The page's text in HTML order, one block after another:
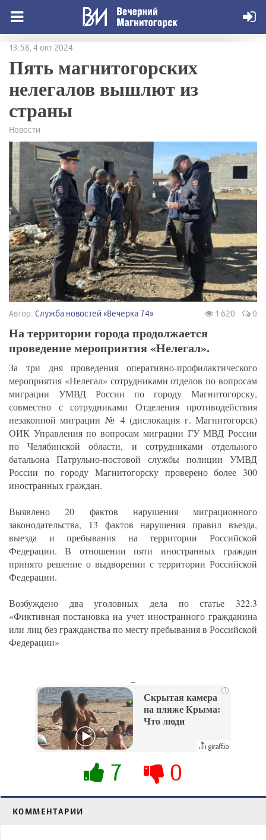
13:58, 4 окт 2024
Пять магнитогорских
нелегалов вышлют из
страны
Новости
Автор: Служба новостей «Вечерка 74» 1 620 0
На территории города продолжается
проведение мероприятия «Нелегал».
За три дня проведения оперативно-профилактического
мероприятия «Нелегал» сотрудниками отделов по вопросам
миграции УМВД России по городу Магнитогорску,
совместно с сотрудниками Отделения противодействия
незаконной миграции № 4 (дислокация г. Магнитогорск)
ОИК Управления по вопросам миграции ГУ МВД России
по Челябинской области, и сотрудниками отдельного
батальона Патрульно-постовой службы полиции УМВД
России по городу Магнитогорску проверено более 300
иностранных граждан.
Выявлено 20 фактов нарушения миграционного
законодательства, 13 фактов нарушения правил въезда,
выезда и пребывания на территории Российской
Федерации. В отношении пяти иностранных граждан
принято решение о выдворении с территории Российской
Федерации.
Возбуждено два уголовных дела по статье 322.3
«Фиктивная постановка на учет иностранного гражданина
или лиц без гражданства по месту пребывания в Российской
Федерации»
i
Скрытая камера
на пляже Крыма:
Что люди
их не видят...
7 0
КОММЕНТАРИИ